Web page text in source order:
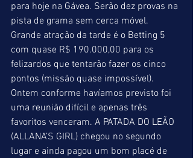
para hoje na Gávea. Serão dez provas na
pista de grama sem cerca móvel.
Grande atração da tarde é o Betting 5
com quase R$ 190.000,00 para os
felizardos que tentarão fazer os cinco
pontos (missão quase impossível).
Ontem conforme havíamos previsto foi
uma reunião difícil e apenas três
favoritos venceram. A PATADA DO LEÃO
(ALLANA’S GIRL) chegou no segundo
lugar e ainda pagou um bom placé de